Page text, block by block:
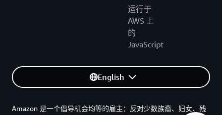
运行于
AWS 上
的
JavaScript
English
Amazon 是一个倡导机会均等的雇主：反对少数族裔、妇女、残